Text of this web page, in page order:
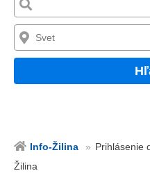
Info-Žilina
Prihlásenie
Žilina